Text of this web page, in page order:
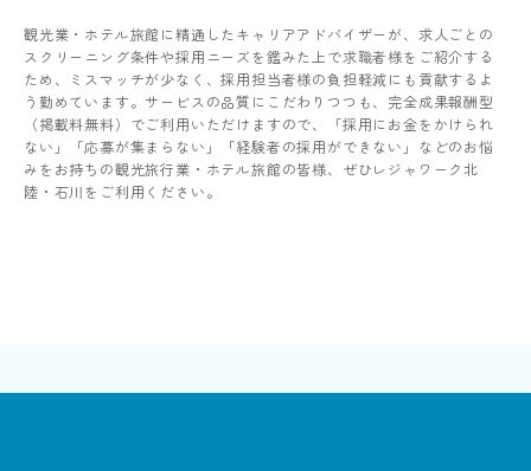
観光業・ホテル旅館に精通したキャリアアドバイザーが、求人ごとの
スクリーニング条件や採用ニーズを鑑みた上で求職者様をご紹介する
ため、ミスマッチが少なく、採用担当者様の負担軽減にも貢献するよ
う勤めています。サービスの品質にこだわりつつも、完全成果報酬型
（掲載料無料）でご利用いただけますので、「採用にお金をかけられ
ない」「応募が集まらない」「経験者の採用ができない」などのお悩
みをお持ちの観光旅行業・ホテル旅館の皆様、ぜひレジャワーク北
陸・石川をご利用ください。